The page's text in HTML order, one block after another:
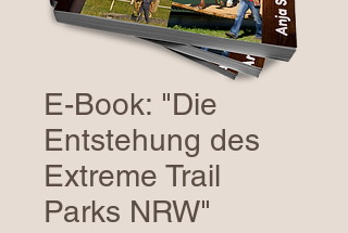
E-Book: "Die
Entstehung des
Extreme Trail
Parks NRW"